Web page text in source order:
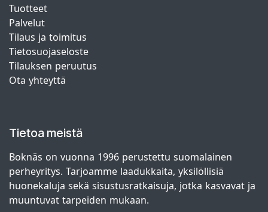
Tuotteet
Palvelut
Tilaus ja toimitus
Tietosuojaseloste
Tilauksen peruutus
Ota yhteyttä
Tietoa meistä
Boknäs on vuonna 1996 perustettu suomalainen
perheyritys. Tarjoamme laadukkaita, yksilöllisiä
huonekaluja sekä sisustusratkaisuja, jotka kasvavat ja
muuntuvat tarpeiden mukaan.